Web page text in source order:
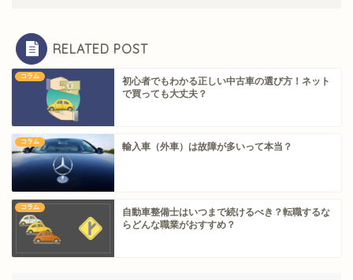
RELATED POST
コラム
初心者でもわかる正しい中古車の選び方！ネット
で買っても大丈夫？
コラム 輸入車（外車）は故障が多いって本当？
コラム
自動車整備士はいつまで続けるべき？転職するな
らどんな職業がおすすめ？